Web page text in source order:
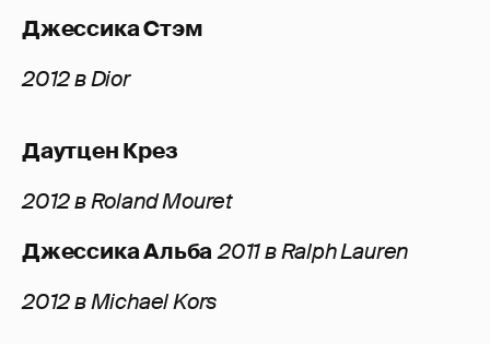
Джессика Стэм
2012 в Dior
Даутцен Крез
2012 в Roland Mouret
Джессика Альба2011 в Ralph Lauren
2012 в Michael Kors